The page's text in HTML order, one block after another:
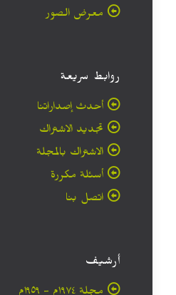
معرض الصور
روابط سريعة
أحدث إصداراتنا
تجديد الاشتراك
الاشتراك بالمجلة
أسئلة مكررة
اتصل بنا
أرشيف